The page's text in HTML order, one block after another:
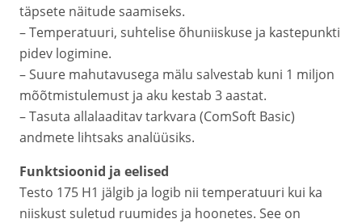
täpsete näitude saamiseks.
– Temperatuuri, suhtelise õhuniiskuse ja kastepunkti
pidev logimine.
– Suure mahutavusega mälu salvestab kuni 1 miljon
mõõtmistulemust ja aku kestab 3 aastat.
– Tasuta allalaaditav tarkvara (ComSoft Basic)
andmete lihtsaks analüüsiks.
Funktsioonid ja eelised
Testo 175 H1 jälgib ja logib nii temperatuuri kui ka
niiskust suletud ruumides ja hoonetes. See on